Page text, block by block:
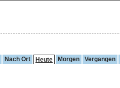
Nach Ort Heute Morgen Vergangen